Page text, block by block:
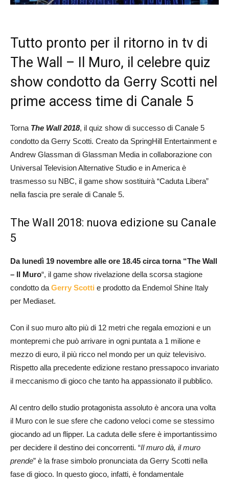
Tutto pronto per il ritorno in tv di
The Wall – Il Muro, il celebre quiz
show condotto da Gerry Scotti nel
prime access time di Canale 5
Torna The Wall 2018, il quiz show di successo di Canale 5
condotto da Gerry Scotti. Creato da SpringHill Entertainment e
Andrew Glassman di Glassman Media in collaborazione con
Universal Television Alternative Studio e in America è
trasmesso su NBC, il game show sostituirà “Caduta Libera”
nella fascia pre serale di Canale 5.
The Wall 2018: nuova edizione su Canale
5
Da lunedì 19 novembre alle ore 18.45 circa torna “The Wall
– Il Muro“, il game show rivelazione della scorsa stagione
condotto da Gerry Scotti e prodotto da Endemol Shine Italy
per Mediaset.
Con il suo muro alto più di 12 metri che regala emozioni e un
montepremi che può arrivare in ogni puntata a 1 milione e
mezzo di euro, il più ricco nel mondo per un quiz televisivo.
Rispetto alla precedente edizione restano pressapoco invariato
il meccanismo di gioco che tanto ha appassionato il pubblico.
Al centro dello studio protagonista assoluto è ancora una volta
il Muro con le sue sfere che cadono veloci come se stessimo
giocando ad un flipper. La caduta delle sfere è importantissimo
per decidere il destino dei concorrenti. “Il muro dà, il muro
prende” è la frase simbolo pronunciata da Gerry Scotti nella
fase di gioco. In questo gioco, infatti, è fondamentale